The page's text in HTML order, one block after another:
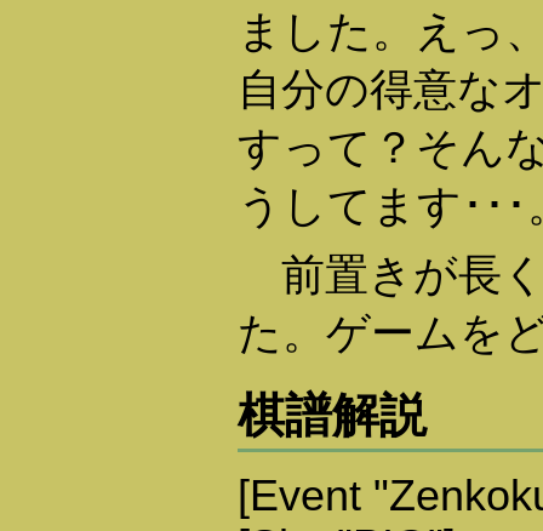
ました。えっ
自分の得意な
すって？そん
うしてます･･･
前置きが長
た。ゲームを
棋譜解説
[Event